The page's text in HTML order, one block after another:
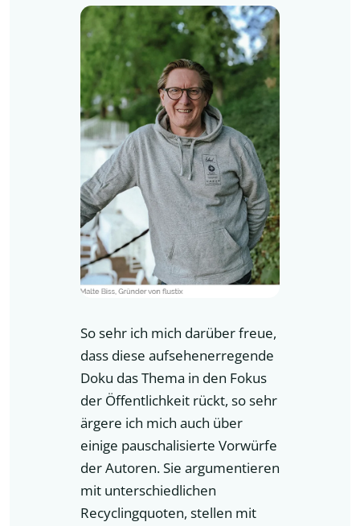
So sehr ich mich darüber freue,
dass diese aufsehenerregende
Doku das Thema in den Fokus
der Öffentlichkeit rückt, so sehr
ärgere ich mich auch über
einige pauschalisierte Vorwürfe
der Autoren. Sie argumentieren
mit unterschiedlichen
Recyclingquoten, stellen mit